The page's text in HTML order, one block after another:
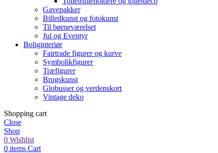
Gavepakker
Billedkunst og fotokunst
Til børneværelset
Jul og Eventyr
Boliginteriør
Fairtrade figurer og kurve
Symbolikfigurer
Træfigurer
Brugskunst
Globusser og verdenskort
Vintage deko
Shopping cart
Close
Shop
0 Wishlist
0 items Cart